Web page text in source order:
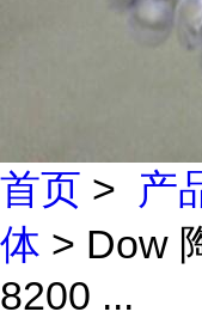
首页 > 产
体 > Dow
8200 ...